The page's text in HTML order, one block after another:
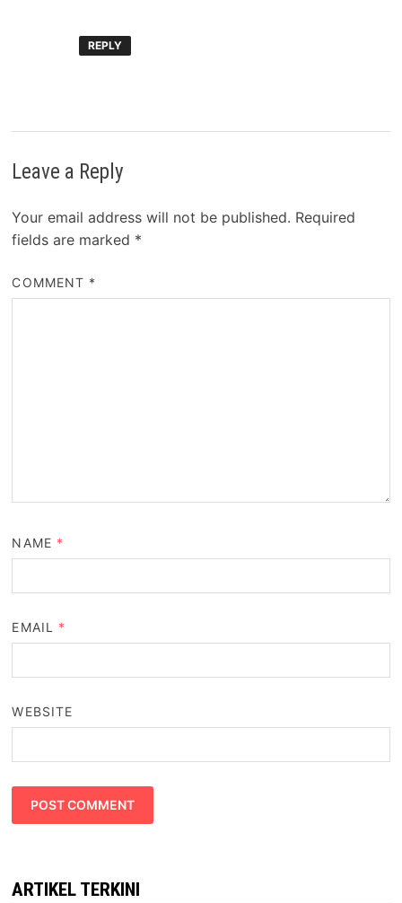
REPLY
Leave a Reply
Your email address will not be published. Required
fields are marked *
COMMENT *
NAME *
EMAIL *
WEBSITE
ARTIKEL TERKINI